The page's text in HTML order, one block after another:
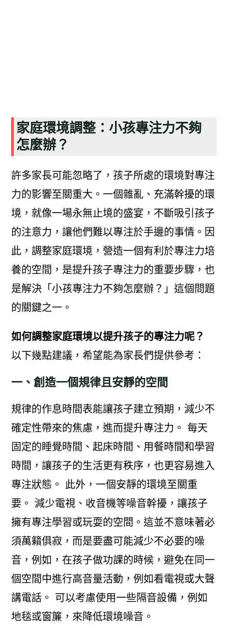
家庭環境調整：小孩專注力不夠
怎麼辦？
許多家長可能忽略了，孩子所處的環境對專注
力的影響至關重大。一個雜亂、充滿幹擾的環
境，就像一場永無止境的盛宴，不斷吸引孩子
的注意力，讓他們難以專注於手邊的事情。因
此，調整家庭環境，營造一個有利於專注力培
養的空間，是提升孩子專注力的重要步驟，也
是解決「小孩專注力不夠怎麼辦？」這個問題
的關鍵之一。
如何調整家庭環境以提升孩子的專注力呢？
以下幾點建議，希望能為家長們提供參考：
一、創造一個規律且安靜的空間
規律的作息時間表能讓孩子建立預期，減少不
確定性帶來的焦慮，進而提升專注力。 每天
固定的睡覺時間、起床時間、用餐時間和學習
時間，讓孩子的生活更有秩序，也更容易進入
專注狀態。 此外，一個安靜的環境至關重
要。 減少電視、收音機等噪音幹擾，讓孩子
擁有專注學習或玩耍的空間。這並不意味著必
須萬籟俱寂，而是要盡可能減少不必要的噪
音，例如，在孩子做功課的時候，避免在同一
個空間中進行高音量活動，例如看電視或大聲
講電話。 可以考慮使用一些隔音設備，例如
地毯或窗簾，來降低環境噪音。